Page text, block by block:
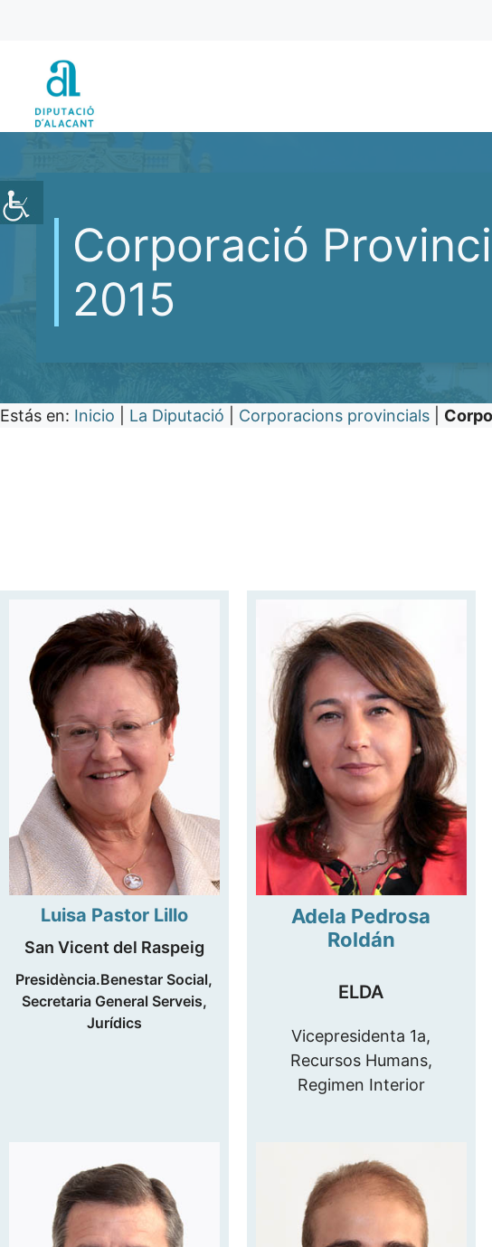
contingut
Corporació
2015
Estás en: Inicio La Diputació Corporacions provincials
Luisa Pastor Lillo
San Vicent del Raspeig
Presidència.Benestar Social,
Secretaria General Serveis,
Jurídics
Adela Pedrosa
Roldán
ELDA
Vicepresidenta 1a,
Recursos Humans,
Regimen Interior